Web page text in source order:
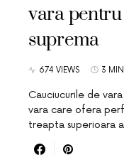
vara
suprema
674 VIEWS 3
Cauciucurile de
vara care ofera
treapta superioara